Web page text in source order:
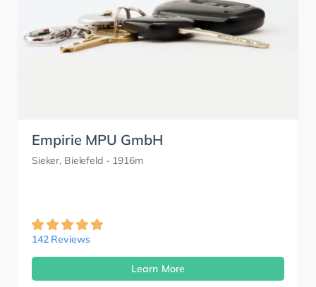
Empirie MPU GmbH
Sieker, Bielefeld- 1916m
142 Reviews
Learn More